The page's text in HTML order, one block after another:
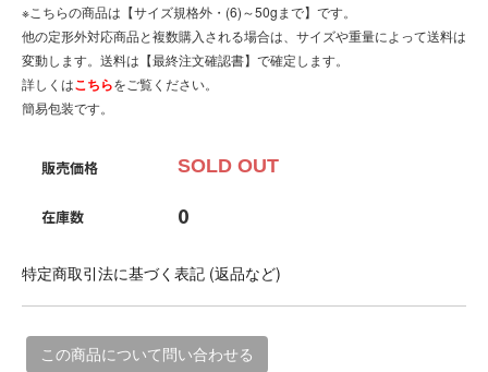
※こちらの商品は【サイズ規格外・(6)～50gまで】です。
他の定形外対応商品と複数購入される場合は、サイズや重量によって送料は
変動します。送料は【最終注文確認書】で確定します。
詳しくはこちらをご覧ください。
簡易包装です。
販売価格 SOLD OUT
在庫数 0
特定商取引法に基づく表記 (返品など)
この商品について問い合わせる